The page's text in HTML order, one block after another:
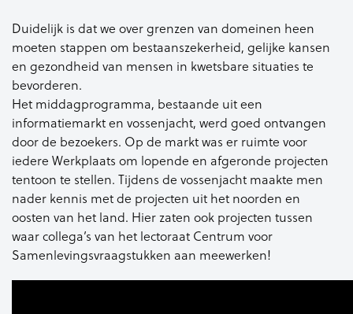
Duidelijk is dat we over grenzen van domeinen heen
moeten stappen om bestaanszekerheid, gelijke kansen
en gezondheid van mensen in kwetsbare situaties te
bevorderen.
Het middagprogramma, bestaande uit een
informatiemarkt en vossenjacht, werd goed ontvangen
door de bezoekers. Op de markt was er ruimte voor
iedere Werkplaats om lopende en afgeronde projecten
tentoon te stellen. Tijdens de vossenjacht maakte men
nader kennis met de projecten uit het noorden en
oosten van het land. Hier zaten ook projecten tussen
waar collega’s van het lectoraat Centrum voor
Samenlevingsvraagstukken aan meewerken!